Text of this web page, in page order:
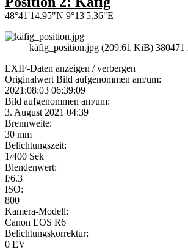
48°41'14.95"N 9°13'5.36"E
käfig_position.jpg (209.61 KiB) 380471
EXIF-Daten anzeigen / verbergen
Originalwert Bild aufgenommen am/um:
2021:08:03 06:39:09
Bild aufgenommen am/um:
3. August 2021 04:39
Brennweite:
30 mm
Belichtungszeit:
1/400 Sek
Blendenwert:
f/6.3
ISO:
800
Kamera-Modell:
Canon EOS R6
Belichtungskorrektur:
0 EV